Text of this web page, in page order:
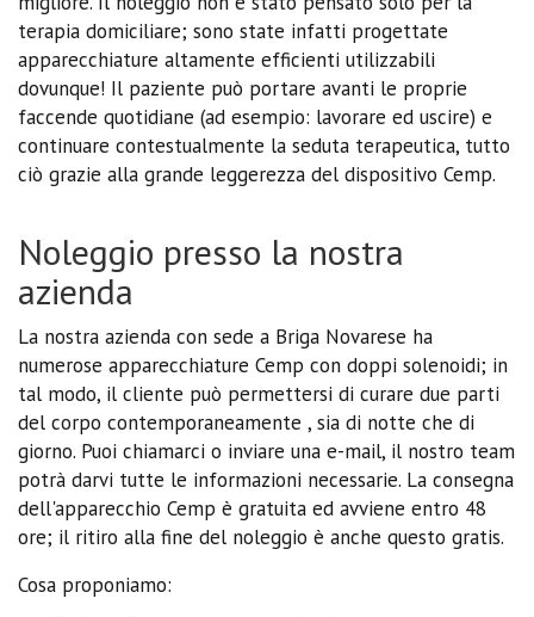
terapia domiciliare; sono state infatti progettate
apparecchiature altamente efficienti utilizzabili
dovunque! Il paziente può portare avanti le proprie
faccende quotidiane (ad esempio: lavorare ed uscire) e
continuare contestualmente la seduta terapeutica, tutto
ciò grazie alla grande leggerezza del dispositivo Cemp.
Noleggio presso la nostra
azienda
La nostra azienda con sede a Briga Novarese ha
numerose apparecchiature Cemp con doppi solenoidi; in
tal modo, il cliente può permettersi di curare due parti
del corpo contemporaneamente , sia di notte che di
giorno. Puoi chiamarci o inviare una e-mail, il nostro team
potrà darvi tutte le informazioni necessarie. La consegna
dell'apparecchio Cemp è gratuita ed avviene entro 48
ore; il ritiro alla fine del noleggio è anche questo gratis.
Cosa proponiamo: